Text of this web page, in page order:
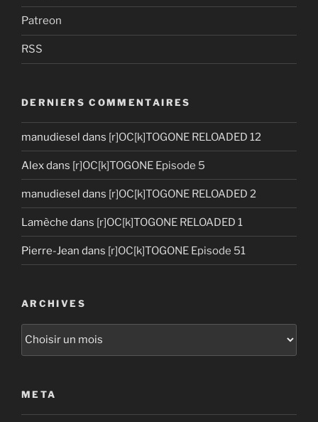
Patreon
RSS
DERNIERS COMMENTAIRES
manudiesel dans [r]OC[k]TOGONE RELOADED 12
Alexdans [r]OC[k]TOGONE Episode 5
manudiesel dans [r]OC[k]TOGONE RELOADED 2
Lamèche dans [r]OC[k]TOGONE RELOADED 1
Pierre-Jean dans [r]OC[k]TOGONE Episode 51
ARCHIVES
META